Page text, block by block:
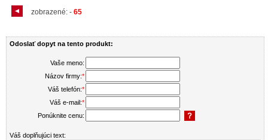
zobrazené: - 65
Odoslať dopyt na tento produkt:
Vaše meno:
Názov firmy:*
Váš telefón:*
Váš e-mail:*
Ponúknite cenu:
Váš doplňujúci text: